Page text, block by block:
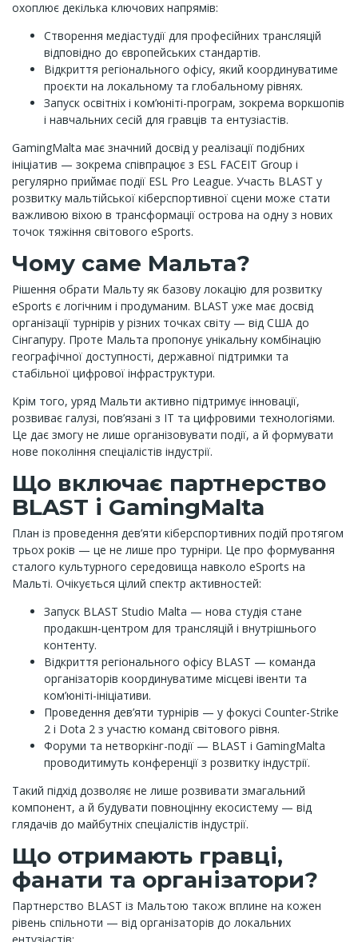
охоплює декілька ключових напрямів:
Створення медіастудії для професійних трансляцій
відповідно до європейських стандартів.
Відкриття регіонального офісу, який координуватиме
проєкти на локальному та глобальному рівнях.
Запуск освітніх і ком’юніті-програм, зокрема воркшопів
і навчальних сесій для гравців та ентузіастів.
GamingMalta має значний досвід у реалізації подібних
ініціатив — зокрема співпрацює з ESL FACEIT Group і
регулярно приймає події ESL Pro League. Участь BLAST у
розвитку мальтійської кіберспортивної сцени може стати
важливою віхою в трансформації острова на одну з нових
точок тяжіння світового eSports.
Чому саме Мальта?
Рішення обрати Мальту як базову локацію для розвитку
eSports є логічним і продуманим. BLAST уже має досвід
організації турнірів у різних точках світу — від США до
Сінгапуру. Проте Мальта пропонує унікальну комбінацію
географічної доступності, державної підтримки та
стабільної цифрової інфраструктури.
Крім того, уряд Мальти активно підтримує інновації,
розвиває галузі, пов’язані з IT та цифровими технологіями.
Це дає змогу не лише організовувати події, а й формувати
нове покоління спеціалістів індустрії.
Що включає партнерство
BLAST і GamingMalta
План із проведення дев’яти кіберспортивних подій протягом
трьох років — це не лише про турніри. Це про формування
сталого культурного середовища навколо eSports на
Мальті. Очікується цілий спектр активностей:
Запуск BLAST Studio Malta — нова студія стане
продакшн-центром для трансляцій і внутрішнього
контенту.
Відкриття регіонального офісу BLAST — команда
організаторів координуватиме місцеві івенти та
ком’юніті-ініціативи.
Проведення дев’яти турнірів — у фокусі Counter-Strike
2 і Dota 2 з участю команд світового рівня.
Форуми та нетворкінг-події — BLAST і GamingMalta
проводитимуть конференції з розвитку індустрії.
Такий підхід дозволяє не лише розвивати змагальний
компонент, а й будувати повноцінну екосистему — від
глядачів до майбутніх спеціалістів індустрії.
Що отримають гравці,
фанати та організатори?
Партнерство BLAST із Мальтою також вплине на кожен
рівень спільноти — від організаторів до локальних